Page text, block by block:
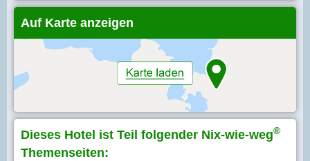
Auf Karte anzeigen
Dieses Hotel ist Teil folgender Nix-wie-weg®
Themenseiten: